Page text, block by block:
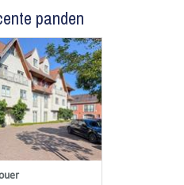
panden